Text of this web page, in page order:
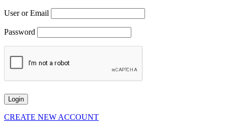
User or Email
Password
CREATE NEW ACCOUNT